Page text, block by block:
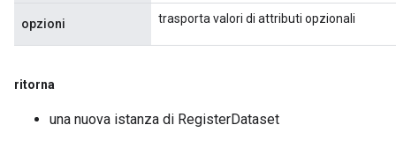
opzioni trasporta valori di attributi opzionali
ritorna
una nuova istanza di RegisterDataset